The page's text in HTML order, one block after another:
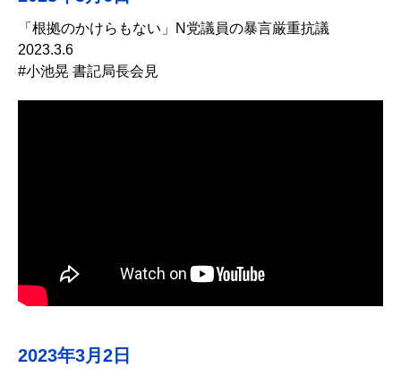
「根拠のかけらもない」N党議員の暴言厳重抗議
2023.3.6
#小池晃 書記局長会見
2023年3月2日